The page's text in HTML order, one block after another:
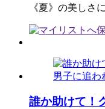
《夏》の美しさ
誰か助けて！